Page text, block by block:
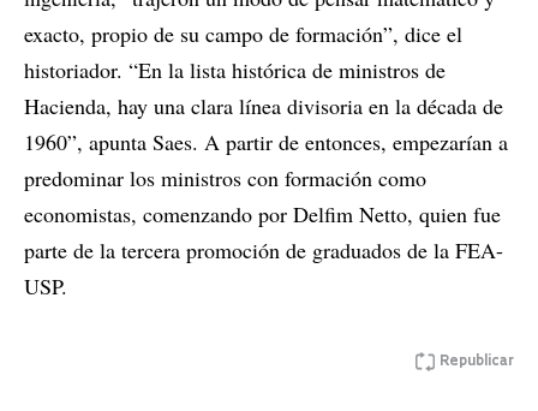
exacto, propio de su campo de formación”, dice el
historiador. “En la lista histórica de ministros de
Hacienda, hay una clara línea divisoria en la década de
1960”, apunta Saes. A partir de entonces, empezarían a
predominar los ministros con formación como
economistas, comenzando por Delfim Netto, quien fue
parte de la tercera promoción de graduados de la FEA-
USP.
Republicar